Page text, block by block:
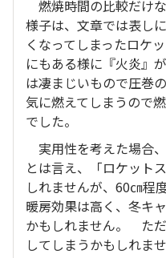
燃焼時間の比較だけ
様子は、文章では表し
くなってしまったロケ
にもある様に『火炎』
は凄まじいもので圧巻
気に燃えてしまうので
でした。
実用性を考えた場合
とは言え、「ロケット
しれませんが、60㎝程
暖房効果は高く、冬キ
かもしれません。 た
してしまうかもしれま